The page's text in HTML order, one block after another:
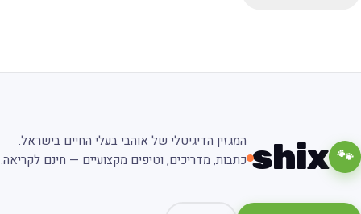
🐾
shix
המגזין הדיגיטלי של אוהבי בעלי החיים בישראל.
כתבות, מדריכים, וטיפים מקצועיים — חינם לקריאה.